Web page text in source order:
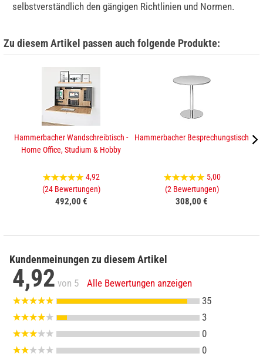
selbstverständlich den gängigen Richtlinien und Normen.
Zu diesem Artikel passen auch folgende Produkte:
Hammerbacher Wandschreibtisch -
Home Office, Studium & Hobby
4,92
(24 Bewertungen)
492,00 €
Hammerbacher Besprechungstisch
5,00
(2 Bewertungen)
308,00 €
Kundenmeinungen zu diesem Artikel
4,92 von 5
Alle Bewertungen anzeigen
35
3
0
0